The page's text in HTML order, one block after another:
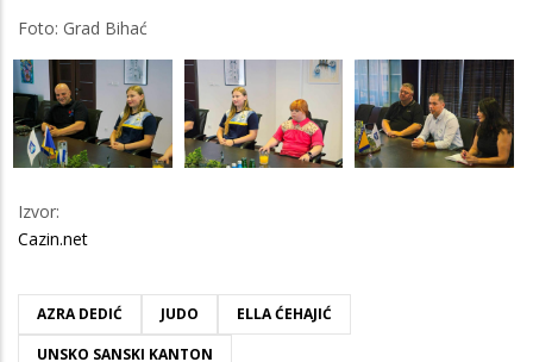
Foto: Grad Bihać
Izvor:
Cazin.net
AZRA DEDIĆ JUDO
ELLA ĆEHAJIĆ
UNSKO SANSKI KANTON